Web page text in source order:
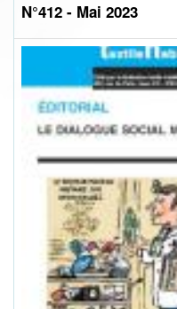
N°412 - Mai 2023